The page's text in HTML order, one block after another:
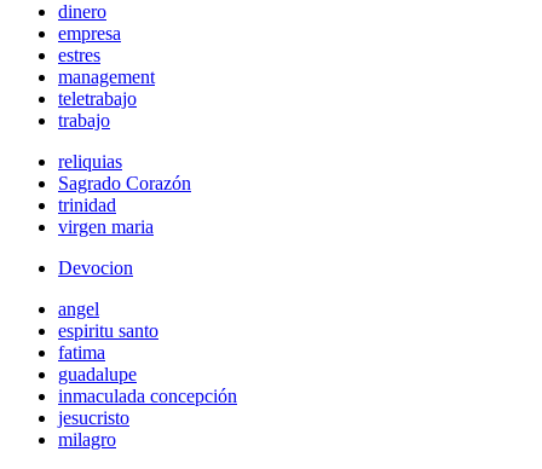
dinero
empresa
estres
management
teletrabajo
trabajo
reliquias
Sagrado Corazón
trinidad
virgen maria
Devocion
angel
espiritu santo
fatima
guadalupe
inmaculada concepción
jesucristo
milagro